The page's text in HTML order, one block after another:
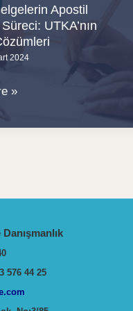
Apostil
UTKA’nın
2024
»
576 44 25